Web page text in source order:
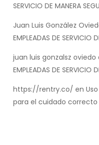
SERVICIO DE MANERA
Juan Luis González
EMPLEADAS DE SERVICIO
juan luis gonzalsz oviedo
EMPLEADAS DE SERVICIO
https://rentry.co/ en
para el cuidado correcto